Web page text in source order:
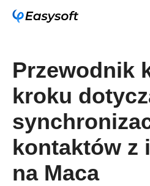
Przewodnik
kroku
kontaktów z
na Maca